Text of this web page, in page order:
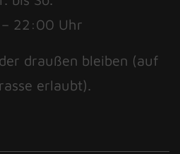
– 22:00 Uhr
draußen bleiben (auf
erlaubt).